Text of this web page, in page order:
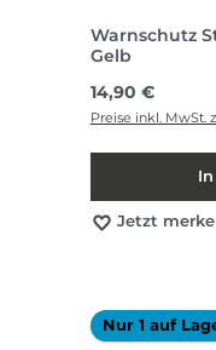
Warnschutz
Gelb
Regulärer Preis:
14,90 €
Preise inkl. MwSt.
Jetzt
Nur 1 auf